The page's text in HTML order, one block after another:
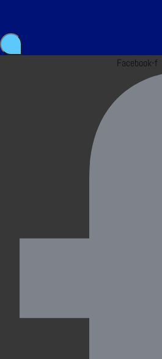
Facebook-f